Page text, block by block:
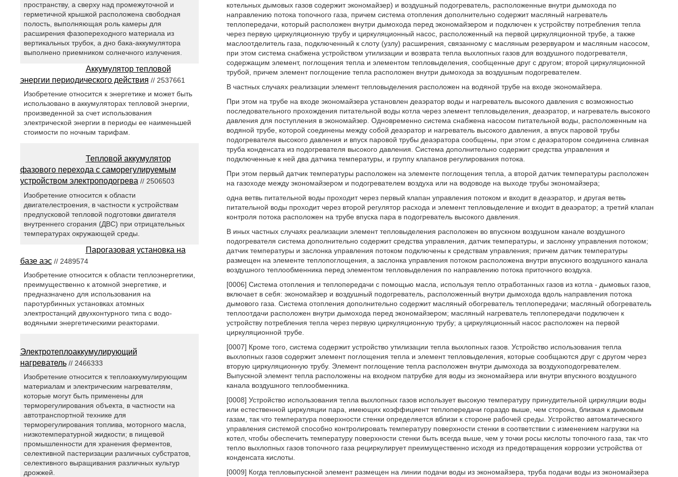
котельных дымовых газов содержит экономайзер) и воздушный подогреватель, расположенные внутри дымохода по
направлению потока топочного газа, причем система отопления дополнительно содержит масляный нагреватель
теплопередачи, который расположен внутри дымохода перед экономайзером и подключен к устройству потребления тепла
через первую циркуляционную трубу и циркуляционный насос, расположенный на первой циркуляционной трубе, а также
маслоотделитель газа, подключенный к слоту (узлу) расширения, связанному с масляным резервуаром и масляным насосом,
при этом система снабжена устройством утилизации и возврата тепла выхлопных газов для воздушного подогревателя,
содержащим элемент, поглощения тепла и элементом тепловыделения, сообщенные друг с другом; второй циркуляционной
трубой, причем элемент поглощение тепла расположен внутри дымохода за воздушным подогревателем.
В частных случаях реализации элемент тепловыделения расположен на водяной трубе на входе экономайзера.
При этом на трубе на входе экономайзера установлен деаэратор воды и нагреватель высокого давления с возможностью
последовательного прохождения питательной воды котла через элемент тепловыделения, деаэратор, и нагреватель высокого
давления для поступления в экономайзер. Одновременно система снабжена насосом питательной воды, расположенным на
водяной трубе, которой соединены между собой деаэратор и нагреватель высокого давления, а впуск паровой трубы
подогревателя высокого давления и впуск паровой трубы деаэратора сообщены, при этом с деаэратором соединена сливная
труба конденсата из подогревателя высокого давления. Система дополнительно содержит средства управления и
подключенные к ней два датчика температуры, и группу клапанов регулирования потока.
При этом первый датчик температуры расположен на элементе поглощения тепла, а второй датчик температуры расположен
на газоходе между экономайзером и подогревателем воздуха или на водоводе на выходе трубы экономайзера;
одна ветвь питательной воды проходит через первый клапан управления потоком и входит в деаэратор, и другая ветвь
питательной воды проходит через второй регулятор расхода и элемент тепловыделение и входит в деаэратор; а третий клапан
контроля потока расположен на трубе впуска пара в подогреватель высокого давления.
В иных частных случаях реализации элемент тепловыделения расположен во впускном воздушном канале воздушного
подогревателя система дополнительно содержит средства управления, датчик температуры, и заслонку управления потоком;
датчик температуры и заслонка управления потоком подключены к средствам управления; причем датчик температуры
размещен на элементе теплопоглощения, а заслонка управления потоком расположена внутри впускного воздушного канала
воздушного теплообменника перед элементом тепловыделения по направлению потока приточного воздуха.
[0006] Система отопления и теплопередачи с помощью масла, используя тепло отработанных газов из котла - дымовых газов,
включает в себя: экономайзер и воздушный подогреватель, расположенный внутри дымохода вдоль направления потока
дымового газа. Система отопления дополнительно содержит масляный обогреватель теплопередачи; масляный обогреватель
теплоотдачи расположен внутри дымохода перед экономайзером; масляный нагреватель теплопередачи подключен к
устройству потребления тепла через первую циркуляционную трубу; а циркуляционный насос расположен на первой
циркуляционной трубе.
[0007] Кроме того, система содержит устройство утилизации тепла выхлопных газов. Устройство использования тепла
выхлопных газов содержит элемент поглощения тепла и элемент тепловыделения, которые сообщаются друг с другом через
вторую циркуляционную трубу. Элемент поглощение тепла расположен внутри дымохода за воздухоподогревателем.
Выпускной элемент тепла расположены на входном патрубке для воды из экономайзера или внутри впускного воздушного
канала воздушного теплообменника.
[0008] Устройство использования тепла выхлопных газов использует высокую температуру принудительной циркуляции воды
или естественной циркуляции пара, имеющих коэффициент теплопередачи гораздо выше, чем сторона, близкая к дымовым
газам, так что температура поверхности стенки определяется вблизи к стороне рабочей среды. Устройство автоматического
управления системой способно контролировать температуру поверхности стенки в соответствии с изменением нагрузки на
котел, чтобы обеспечить температуру поверхности стенки быть всегда выше, чем у точки росы кислоты топочного газа, так что
тепло выхлопных газов топочного газа рециркулирует преимущественно исходя из предотвращения коррозии устройства от
конденсата кислоты.
[0009] Когда тепловыпускной элемент размещен на линии подачи воды из экономайзера, труба подачи воды из экономайзера
пространству, а сверху над промежуточной и
герметичной крышкой расположена свободная
полость, выполняющая роль камеры для
расширения фазопереходного материала из
вертикальных трубок, а дно бака-аккумулятора
выполнено приемником солнечного излучения.
Аккумулятор тепловой
энергии периодического действия // 2537661
Изобретение относится к энергетике и может быть
использовано в аккумуляторах тепловой энергии,
произведенной за счет использования
электрической энергии в периоды ее наименьшей
стоимости по ночным тарифам.
Тепловой аккумулятор
фазового перехода с саморегулируемым
устройством электроподогрева// 2506503
Изобретение относится к области
двигателестроения, в частности к устройствам
предпусковой тепловой подготовки двигателя
внутреннего сгорания (ДВС) при отрицательных
температурах окружающей среды.
Парогазовая установка на
базе аэс// 2489574
Изобретение относится к области теплоэнергетики,
преимущественно к атомной энергетике, и
предназначено для использования на
паротурбинных установках атомных
электростанций двухконтурного типа с водо-
водяными энергетическими реакторами.
Электротеплоаккумулирующий
нагреватель// 2466333
Изобретение относится к теплоаккумулирующим
материалам и электрическим нагревателям,
которые могут быть применены для
терморегулирования объекта, в частности на
автотранспортной технике для
терморегулирования топлива, моторного масла,
низкотемпературной жидкости; в пищевой
промышленности для хранения ферментов,
селективной пастеризации различных субстратов,
селективного выращивания различных культур
дрожжей.